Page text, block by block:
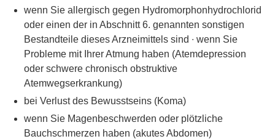
wenn Sie allergisch gegen Hydromorphonhydrochlorid
oder einen der in Abschnitt 6. genannten sonstigen
Bestandteile dieses Arzneimittels sind ∙ wenn Sie
Probleme mit Ihrer Atmung haben (Atemdepression
oder schwere chronisch obstruktive
Atemwegserkrankung)
bei Verlust des Bewusstseins (Koma)
wenn Sie Magenbeschwerden oder plötzliche
Bauchschmerzen haben (akutes Abdomen)